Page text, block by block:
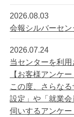
2026.08.03
会報シルバーセン
2026.07.24
当センターを利
【お客様アンケ
この度、さらな
設定」や「就業
伺いするアンケ